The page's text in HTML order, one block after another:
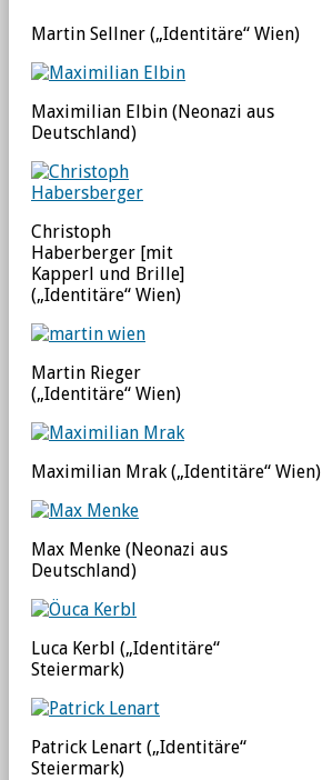
Martin Sellner („Identitäre“ Wien)
Maximilian Elbin (Neonazi aus
Deutschland)
Christoph
Haberberger [mit
Kapperl und Brille]
(„Identitäre“ Wien)
Martin Rieger
(„Identitäre“ Wien)
Maximilian Mrak („Identitäre“ Wien)
Max Menke (Neonazi aus
Deutschland)
Luca Kerbl („Identitäre“
Steiermark)
Patrick Lenart („Identitäre“
Steiermark)